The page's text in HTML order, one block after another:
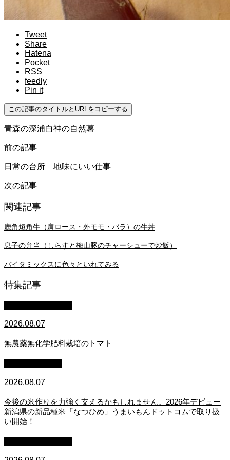
Tweet
Share
Hatena
Pocket
RSS
feedly
Pin it
この記事のタイトルとURLをコピーする
青森の深浦白神の自然薯
前の記事
日常の台所 地味にいい仕事
次の記事
関連記事
鹿角短角牛（肩ロース・外モモ・バラ）の牛丼
息子の弁当（しらすと梅山豚のチャーシューで炒飯）
バイタミックスに色々といれてみる
特集記事
2026.08.07
無農薬無化学肥料栽培のトマト
2026.08.07
今後の米作りを力強く支えるかもしれません。2026年デビュー
新潟県の新品種米「なつひめ」うまいもんドットコムで取り扱
い開始！